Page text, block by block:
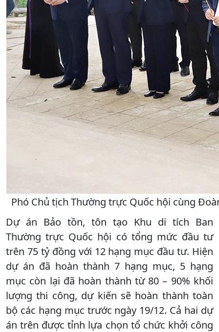
Phó Chủ tịch Thường trực Quốc hội cùng
Dự án Bảo tồn, tôn tạo Khu di tích Ban
Thường trực Quốc hội có tổng mức đầu tư
trên 75 tỷ đồng với 12 hạng mục đầu tư. Hiện
dự án đã hoàn thành 7 hạng mục, 5 hạng
mục còn lại đã hoàn thành từ 80 – 90% khối
lượng thi công, dự kiến sẽ hoàn thành toàn
bộ các hạng mục trước ngày 19/12. Cả hai dự
án trên được tỉnh lựa chọn tổ chức khởi công